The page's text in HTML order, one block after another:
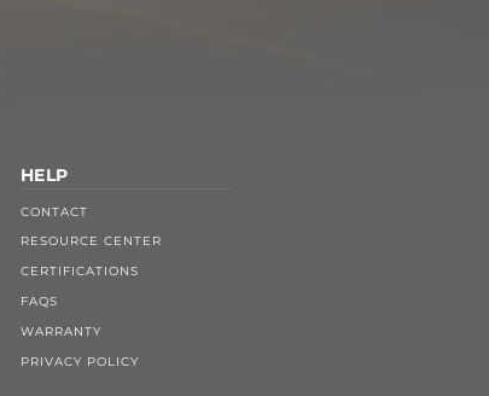
HELP
CONTACT
RESOURCE CENTER
CERTIFICATIONS
FAQS
WARRANTY
PRIVACY POLICY